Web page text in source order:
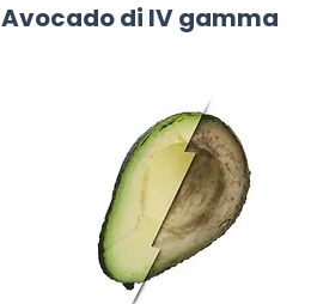
Avocado di IV gamma